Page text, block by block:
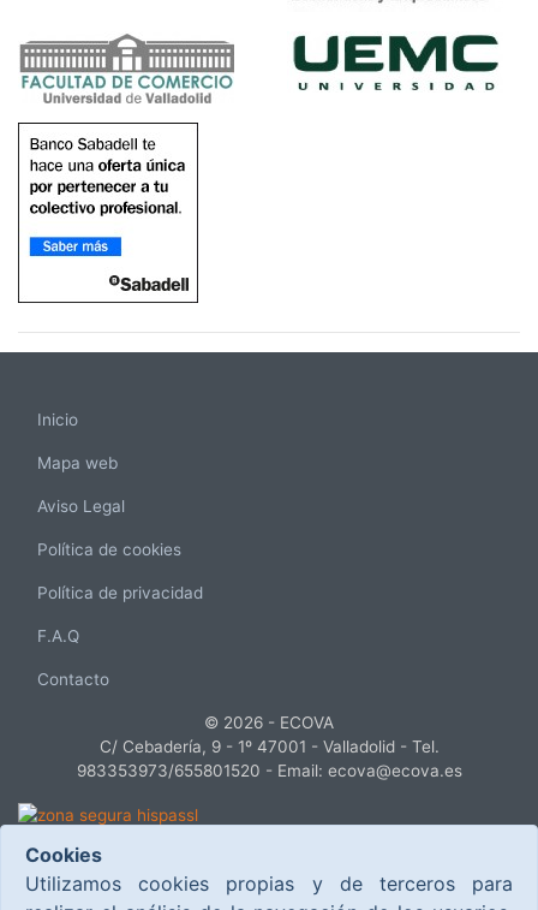
Inicio
Mapa web
Aviso Legal
Política de cookies
Política de privacidad
F.A.Q
Contacto
© 2026 - ECOVA
C/ Cebadería, 9 - 1º 47001 - Valladolid - Tel.
983353973/655801520 - Email: ecova@ecova.es
Este proyecto ha sido cofinanciado por el Ministerio de Industria, Turismo y
Comercio, dentro del Plan Nacional de Investigación Científica, Desarrollo e
Cookies
Utilizamos cookies propias y de terceros para